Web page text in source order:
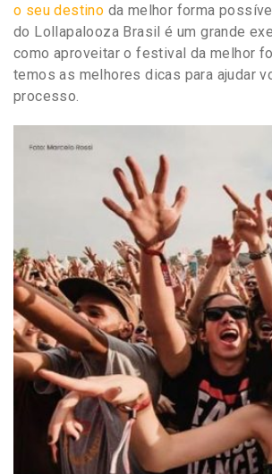
o seu destino da melhor forma
do Lollapalooza Brasil é um grande
como aproveitar o festival da melhor
temos as melhores dicas para ajudar
processo.